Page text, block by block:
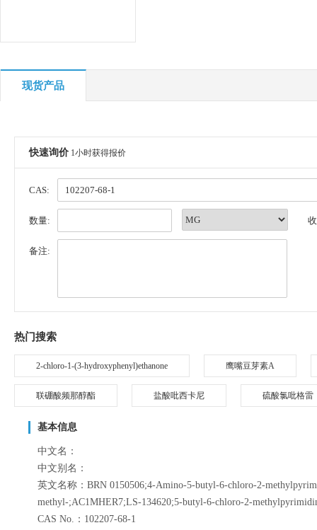
现货产品
快速询价 1小时获得报价
CAS:
数量:
备注:
热门搜索
2-chloro-1-(3-hydroxyphenyl)ethanone 鹰嘴豆芽素A
联硼酸频那醇酯 盐酸吡西卡尼 硫酸氯吡格雷
基本信息
中文名：
中文别名：
英文名称：BRN 0150506;4-Amino-5-butyl-6-chloro-2-
methyl-;AC1MHER7;LS-134620;5-butyl-6-chloro-2-
CAS No.：102207-68-1